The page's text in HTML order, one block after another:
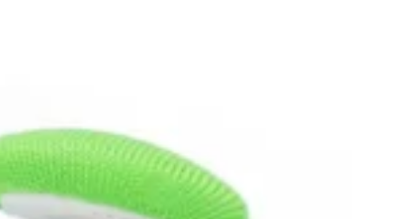
trabalho. Adquira agora a sua Matriz para Forrar Botão
Bombê Cardenas e descubra como pequenos detalhes
podem fazer uma grande diferença.